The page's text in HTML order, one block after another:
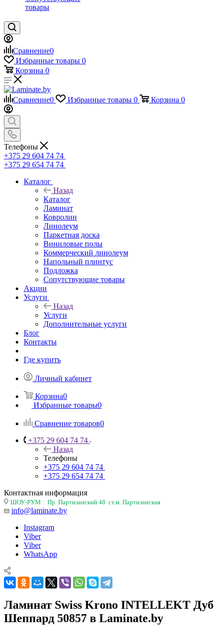
товары
Сравнение0
Избранные товары 0
Корзина 0
Сравнение0 Избранные товары 0 Корзина 0
Телефоны
+375 29 604 74 74
+375 29 654 74 74
Каталог
Назад
Каталог
Ламинат
Ковролин
Линолеум
Паркетная доска
Виниловые полы
Коммерческий линолеум
Напольный плинтус
Подложка
Сопутствующие товары
Акции
Услуги
Назад
Услуги
Дополнительные услуги
Блог
Контакты
Где купить
Личный кабинет
Корзина0
Избранные товары0
Сравнение товаров0
+375 29 604 74 74
Назад
Телефоны
+375 29 604 74 74
+375 29 654 74 74
Контактная информация
ШОУ-РУМ : Пр. Партизанский 48 ст.м. Партизанская
info@laminate.by
Instagram
Viber
Viber
WhatsApp
Ламинат Swiss Krono INTELLEKT Дуб
Шеппард 50857 в Laminate.by